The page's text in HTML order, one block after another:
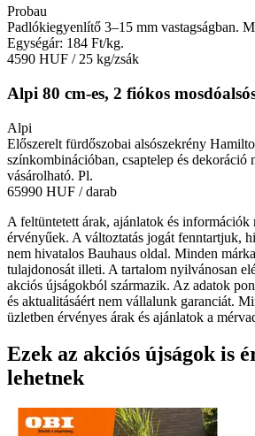
Probau
Padlókiegyenlítő 3–15 mm vastagságban.
Egységár: 184 Ft/kg.
4590 HUF / 25 kg/zsák
Alpi 80 cm-es, 2 fiókos
Alpi
Előszerelt fürdőszobai alsószekrény
színkombinációban, csaptelep és
vásárolható. Pl.
65990 HUF / darab
A feltüntetett árak, ajánlatok és információk
érvényűek. A változtatás jogát fenntartjuk,
nem hivatalos Bauhaus oldal. Minden
tulajdonosát illeti. A tartalom nyilvánosan
akciós újságokból származik. Az adatok
és aktualitásáért nem vállalunk garanciát.
üzletben érvényes árak és ajánlatok a
Ezek az akciós újságok is
lehetnek